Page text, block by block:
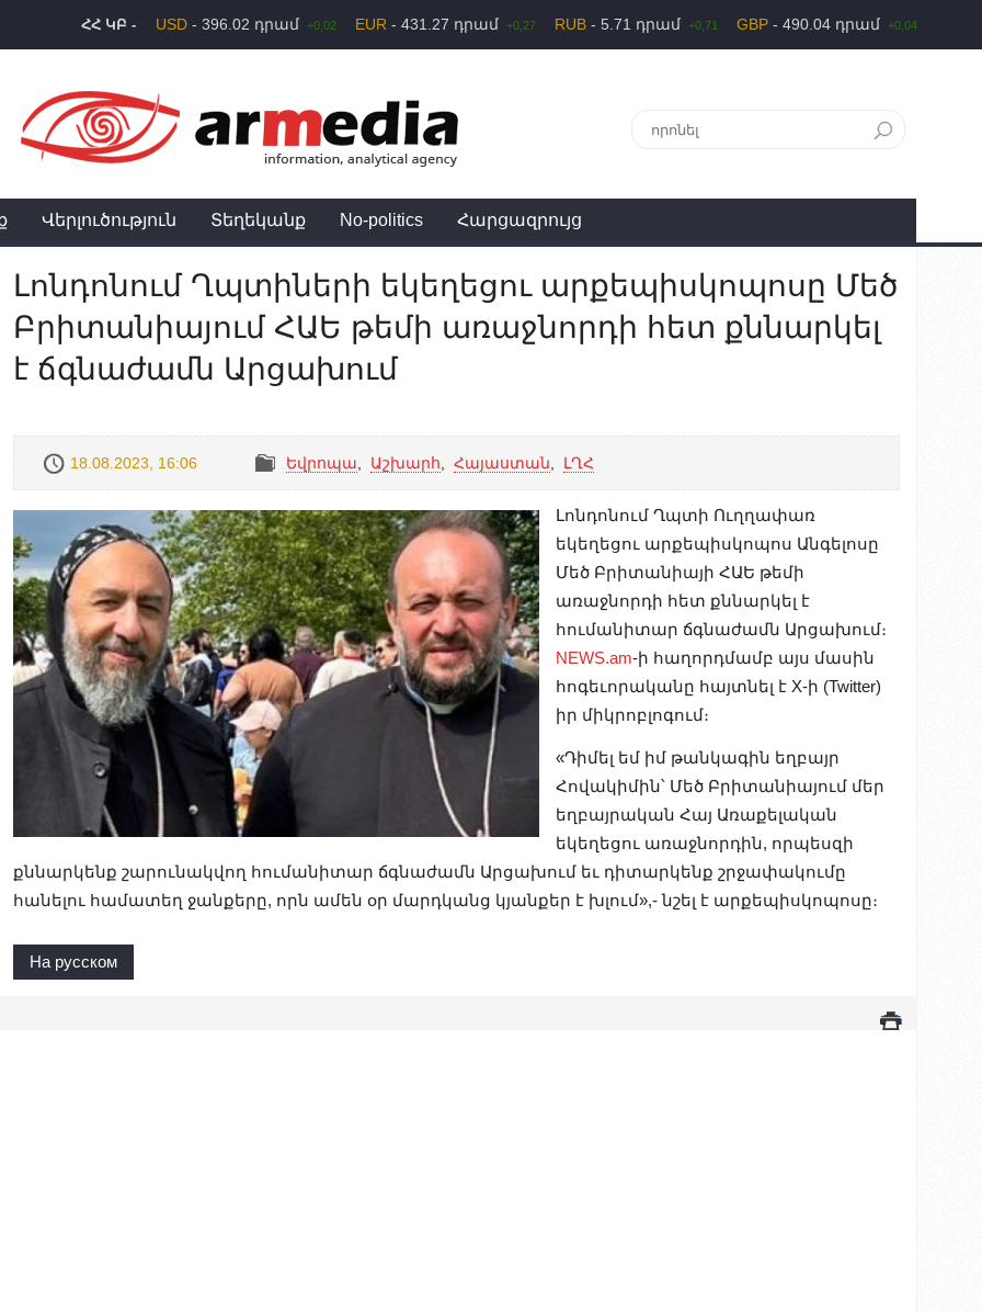
ՀՀ ԿԲ - USD - 396.02 դրամ +0,02 EUR - 431.27 դրամ +0,27 RUB - 5.71 դրամ +0,71 GBP - 490.04 դրամ +0,04
Վերլուծություն Տեղեկանք No-politics Հարցազրույց
Լոնդոնում Ղպտիների եկեղեցու արքեպիսկոպոսը Մեծ
Բրիտանիայում ՀԱԵ թեմի առաջնորդի հետ քննարկել
է ճգնաժամն Արցախում
18.08.2023, 16:06 Եվրոպա Աշխարհ Հայաստան ԼՂՀ
Լոնդոնում Ղպտի Ուղղափառ
եկեղեցու արքեպիսկոպոս Անգելոսը
Մեծ Բրիտանիայի ՀԱԵ թեմի
առաջնորդի հետ քննարկել է
հումանիտար ճգնաժամն Արցախում։
NEWS.am-ի հաղորդմամբ այս մասին
հոգեւորականը հայտնել է Х-ի (Twitter)
իր միկրոբլոգում։
«Դիմել եմ իմ թանկագին եղբայր
Հովակիմին՝ Մեծ Բրիտանիայում մեր
եղբայրական Հայ Առաքելական
եկեղեցու առաջնորդին, որպեսզի
քննարկենք շարունակվող հումանիտար ճգնաժամն Արցախում եւ դիտարկենք շրջափակումը
հանելու համատեղ ջանքերը, որն ամեն օր մարդկանց կյանքեր է խլում»,- նշել է արքեպիսկոպոսը։
На русском